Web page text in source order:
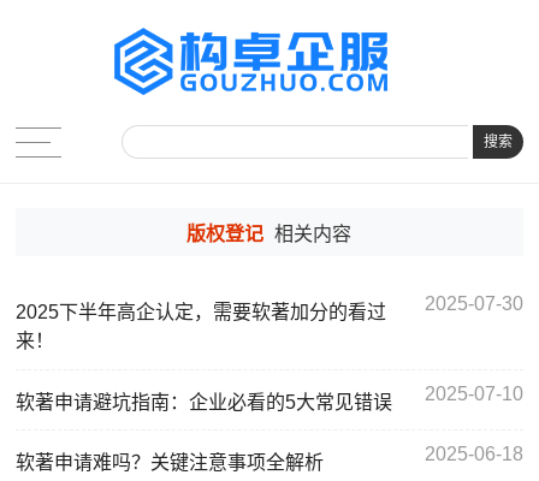
搜索
版权登记 相关内容
2025下半年高企认定，需要软著加分的看过
来！
2025-07-30
软著申请避坑指南：企业必看的5大常见错误 2025-07-10
软著申请难吗？关键注意事项全解析 2025-06-18